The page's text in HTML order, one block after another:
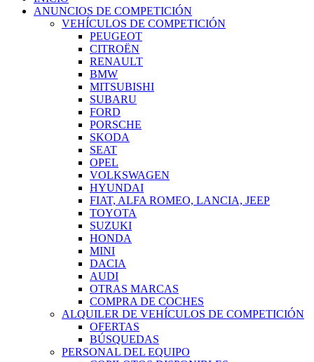
ANUNCIOS DE COMPETICIÓN
VEHÍCULOS DE COMPETICIÓN
PEUGEOT
CITROËN
RENAULT
BMW
MITSUBISHI
SUBARU
FORD
PORSCHE
SKODA
SEAT
OPEL
VOLKSWAGEN
HYUNDAI
FIAT, ALFA ROMEO, LANCIA, JEEP
TOYOTA
SUZUKI
HONDA
MINI
DACIA
AUDI
OTRAS MARCAS
COMPRA DE COCHES
ALQUILER DE VEHÍCULOS DE COMPETICIÓN
OFERTAS
BÚSQUEDAS
PERSONAL DEL EQUIPO